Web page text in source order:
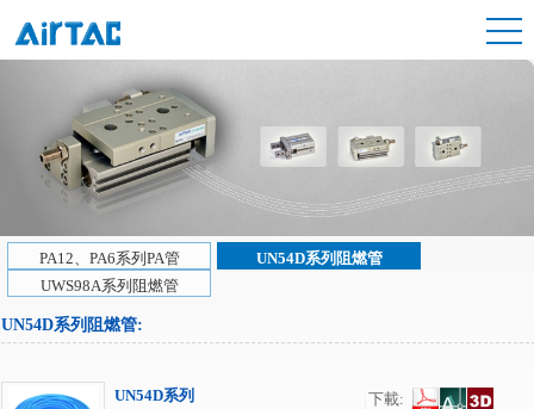
PA12、PA6系列PA管
UN54D系列阻燃管
UWS98A系列阻燃管
UN54D系列阻燃管:
UN54D系列
下載: